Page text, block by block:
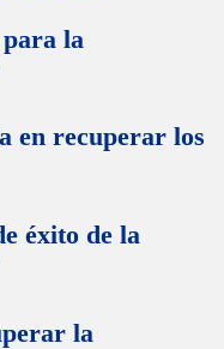
para la
en recuperar los
éxito de la
la